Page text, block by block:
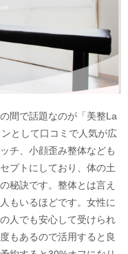
間で話題なのが「美整La
として口コミで人気が広
チ、小顔歪み整体なども
プトにしており、体の土
秘訣です。整体とは言え
もいるほどです。女性に
人でも安心して受けられ
もあるので活用すると良